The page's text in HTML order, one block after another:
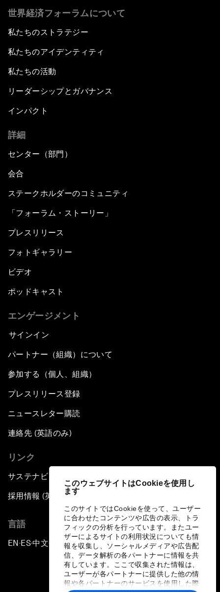
このウェブサイトはCookieを使用し
ます
このサイトではCookieを使って、ユーザー
に合わせたコンテンツや広告の表示、トラ
フィックの分析を行っています。またユー
ザーによるサイトの利用状況についても情
報を収集し、ソーシャルメディアや広告配
信、データ解析の各パートナーに情報を共
有しています。ここで収集された情報は、
ユーザーが各パートナーに提供した他の情
報や各パートナーのサービスを使用した際
世界経済フォーラムについて
私たちのストラテジー
私たちのアイデンティティ
私たちの活動
リーダーシップとガバナンス
インパクト
詳細
センター（部門）
会合
ステークホルダーのコミュニティ
「フォーラム・ストーリー」
プレスリリース
フォトギャラリー
ビデオ
ポッドキャスト
エンゲージメント
サインイン
パートナー（組織）について
参加する（個人、組織）
プレスリリース登録
ニュースレター購読
連絡先 (英語のみ)
リンク
サステナビリティへの取り組み
採用情報 (英語のみ)
言語
EN ▪ ES▪中文▪ 日本語